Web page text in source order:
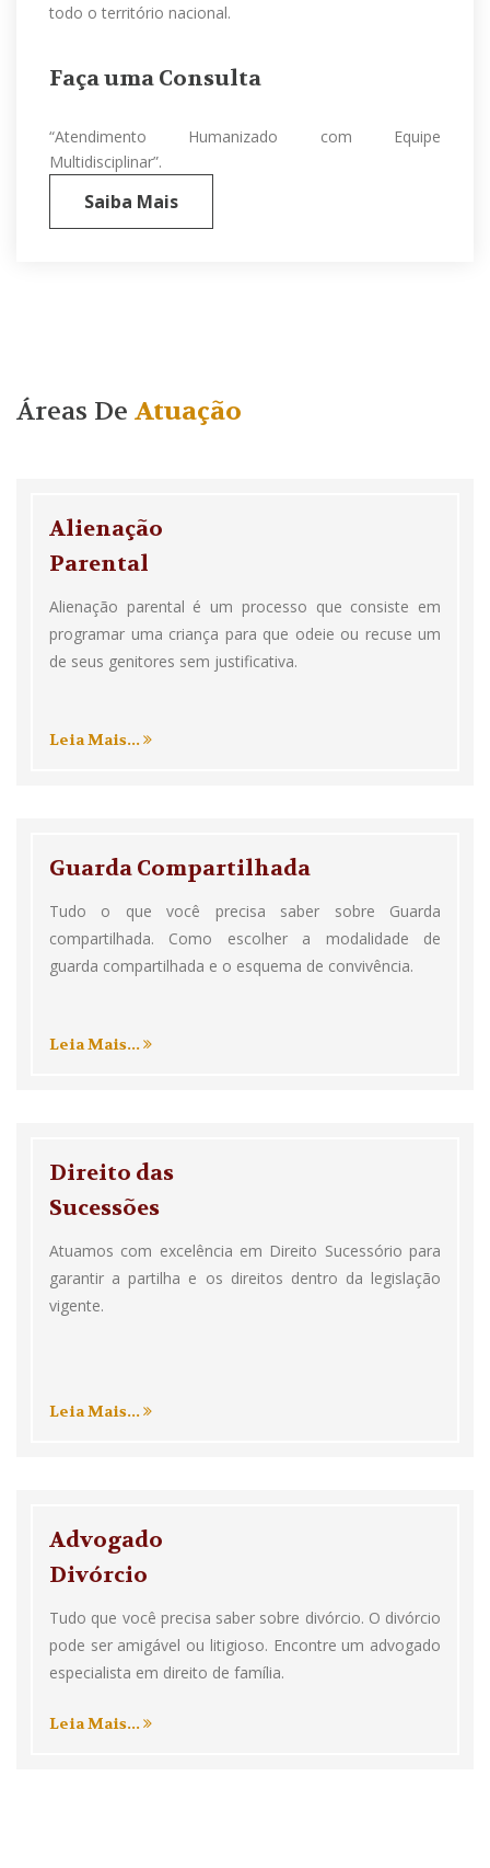
todo o território nacional.
Faça uma Consulta
“Atendimento Humanizado com Equipe
Multidisciplinar”.
Saiba Mais
Áreas De Atuação
Alienação
Parental
Alienação parental é um processo que consiste em
programar uma criança para que odeie ou recuse um
de seus genitores sem justificativa.
Leia Mais...
Guarda Compartilhada
Tudo o que você precisa saber sobre Guarda
compartilhada. Como escolher a modalidade de
guarda compartilhada e o esquema de convivência.
Leia Mais...
Direito das
Sucessões
Atuamos com excelência em Direito Sucessório para
garantir a partilha e os direitos dentro da legislação
vigente.
Leia Mais...
Advogado
Divórcio
Tudo que você precisa saber sobre divórcio. O divórcio
pode ser amigável ou litigioso. Encontre um advogado
especialista em direito de família.
Leia Mais...